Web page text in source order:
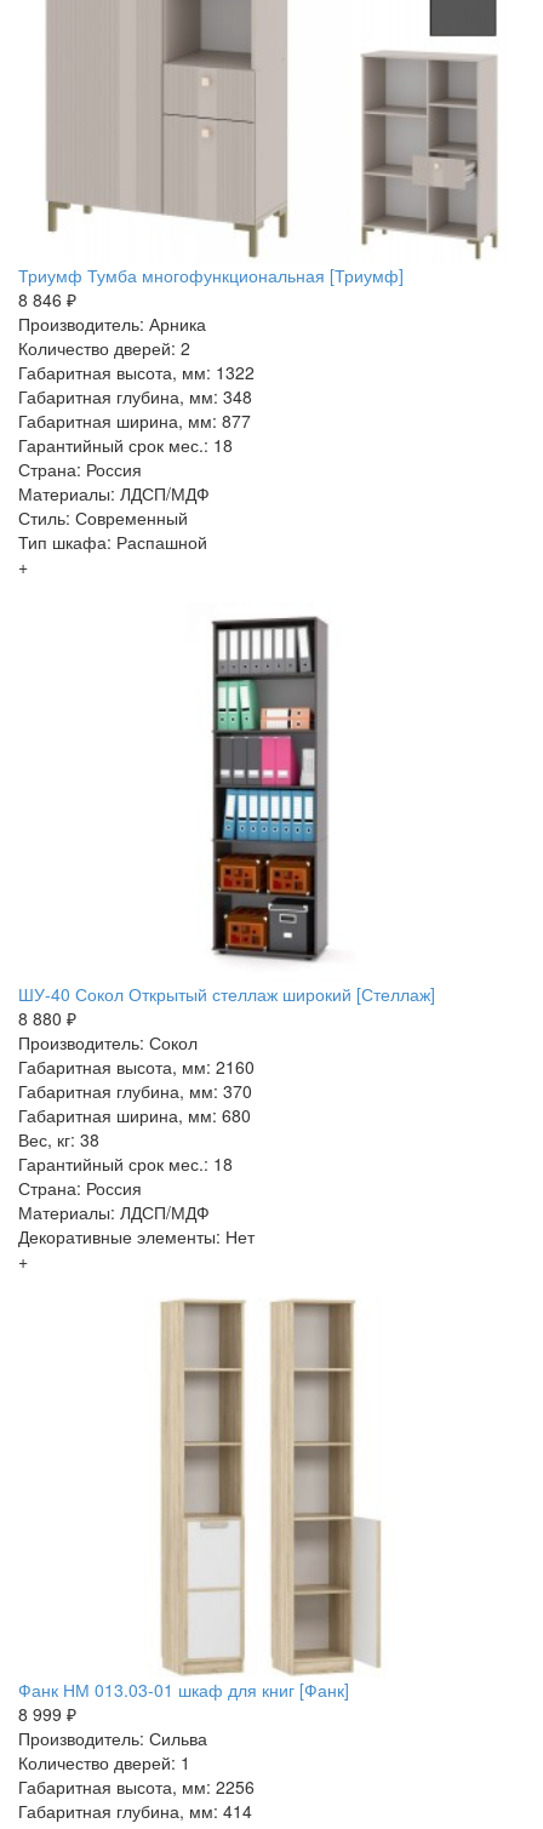
Триумф Тумба многофункциональная [Триумф]
8 846 ₽
Производитель: Арника
Количество дверей: 2
Габаритная высота, мм: 1322
Габаритная глубина, мм: 348
Габаритная ширина, мм: 877
Гарантийный срок мес.: 18
Страна: Россия
Материалы: ЛДСП/МДФ
Стиль: Современный
Тип шкафа: Распашной
+
ШУ-40 Сокол Открытый стеллаж широкий [Стеллаж]
8 880 ₽
Производитель: Сокол
Габаритная высота, мм: 2160
Габаритная глубина, мм: 370
Габаритная ширина, мм: 680
Вес, кг: 38
Гарантийный срок мес.: 18
Страна: Россия
Материалы: ЛДСП/МДФ
Декоративные элементы: Нет
+
Фанк НМ 013.03-01 шкаф для книг [Фанк]
8 999 ₽
Производитель: Сильва
Количество дверей: 1
Габаритная высота, мм: 2256
Габаритная глубина, мм: 414